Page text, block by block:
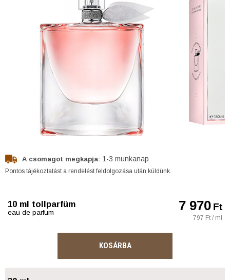
A csomagot megkapja: 1-3 munkanap
Pontos tájékoztatást a rendelést feldolgozása után küldünk.
10 ml tollparfüm
eau de parfum 7 970Ft
797 Ft / ml
KOSÁRBA